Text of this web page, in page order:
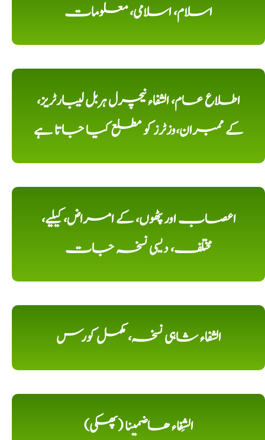
اسلام، اسلامی، معلومات
اطلاع عام، الشفاء نیچرل ہربل لیبارٹریز،
کے ممبران،وزٹرز کو مطلع کیا جاتا ہے
اعصاب اور پٹھوں، کے امراض، کیلیے،
مختلف، دیسی نسخہ جات
الشفاء شاہی نسخہ، مکمل کورس
الشِفاء ھاضمینا (پھکی)